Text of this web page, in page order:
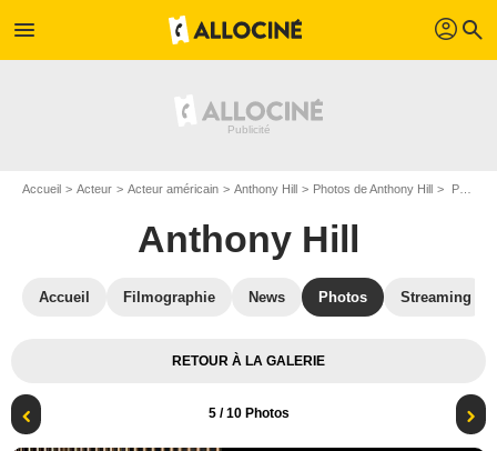
menu profil search
Accueil Acteur Acteur américain Anthony Hill Photos de Anthony Hill Photo Anthony Hill
Anthony Hill
Accueil Filmographie News Photos Streaming
RETOUR À LA GALERIE
5/ 10 Photos